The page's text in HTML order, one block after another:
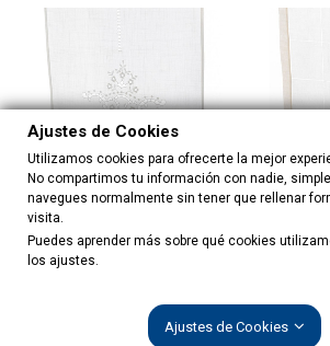
Ajustes de Cookies
Utilizamos cookies para ofrecerte la mejor
No compartimos tu información con nadie,
navegues normalmente sin tener que rellenar
visita.
Puedes aprender más sobre qué cookies
los ajustes.
Ajustes de Cookies